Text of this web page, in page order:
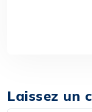
Laissez un